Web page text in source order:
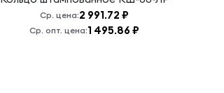
Ср. цена:2 991.72 ₽
Ср. опт. цена:1 495.86 ₽